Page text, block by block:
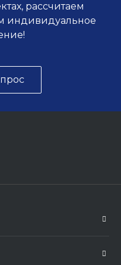
рассчитаем
индивидуальное